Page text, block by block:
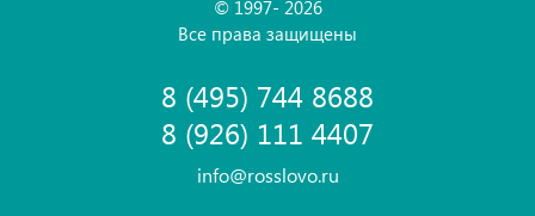
© 1997- 2026
Все права защищены
8 (495) 744 8688
8 (926) 111 4407
info@rosslovo.ru